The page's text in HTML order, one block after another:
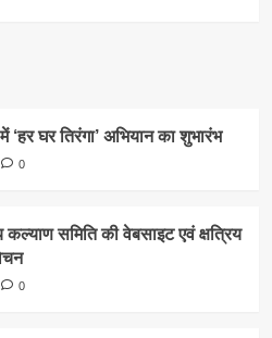
‘हर घर तिरंगा’ अभियान का शुभारंभ
0
कल्याण समिति की वेबसाइट एवं क्षत्रिय
0